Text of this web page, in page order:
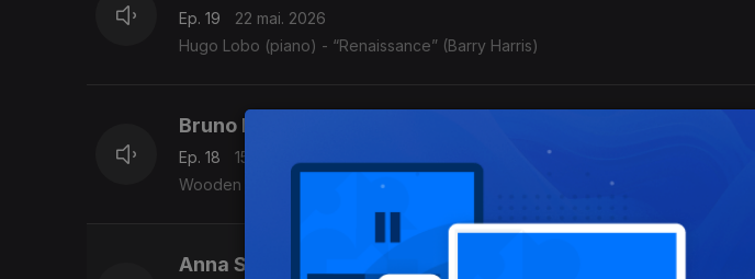
Ep. 19
22 mai. 2026
Hugo Lobo (piano) - “Renaissance” (Barry Harris)
Bruno Ponte (guitarra)
Ep. 18
15 mai. 2026
Wooden Strings” (Bruno Ponte)
Anna Setton (voz e guitarra)